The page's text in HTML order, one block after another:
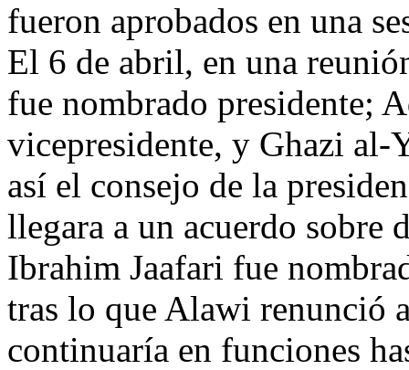
fueron aprobados en una
El 6 de abril, en una
fue nombrado presidente;
vicepresidente, y Ghazi al-
así el consejo de la
llegara a un acuerdo sobre
Ibrahim Jaafari fue
tras lo que Alawi renunció
continuaría en funciones